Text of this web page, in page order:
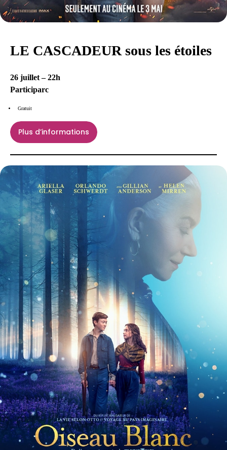
LE CASCADEUR sous les étoiles
26 juillet – 22h
Participarc
Gratuit
Plus d’informations